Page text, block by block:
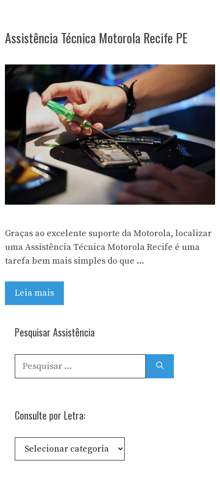
Assistência Técnica Motorola Recife PE
Graças ao excelente suporte da Motorola, localizar
uma Assistência Técnica Motorola Recife é uma
tarefa bem mais simples do que …
Leia mais
Pesquisar Assistência
por:
Consulte por Letra:
Consulte
por